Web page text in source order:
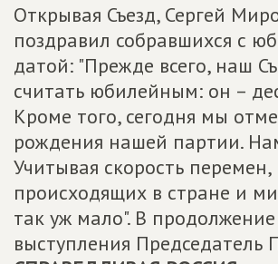
Открывая Съезд, Сергей
поздравил собравшихся с
датой: "Прежде всего, наш
считать юбилейным: он –
Кроме того, сегодня мы
рождения нашей партии.
Учитывая скорость перемен,
происходящих в стране и
так уж мало". В продолжение
выступления Председатель